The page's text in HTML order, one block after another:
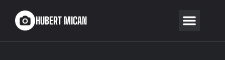
HUBERT MICAN